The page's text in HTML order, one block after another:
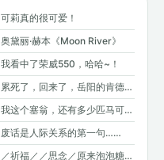
可莉真的很可爱！
奥黛丽·赫本《Moon River》
我看中了荣威550，哈哈~！
累死了，回来了，岳阳的肯德基附近没有麦...
我这个塞翁，还有多少匹马可以丢掉呢？
废话是人际关系的第一句……
／祈福／／思念／原来泡泡糖不能吞呀~